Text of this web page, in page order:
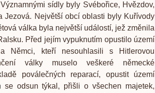
sídly byly Svébořice, Hvězdov,
Jezová. Největší obcí oblasti byly Kuřívody
válka byla největší událostí, jež změnila
Před jejím vypuknutím opustilo území
Němci, kteří nesouhlasili s Hitlerovou
války muselo veškeré německé
poválečných reparací, opustit území
se odsun týkal, přišli o všechen majetek,